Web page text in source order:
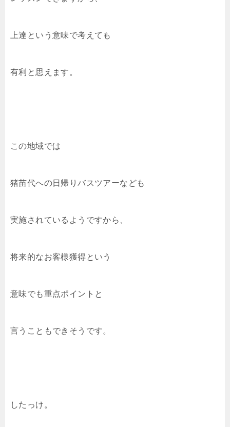
上達という意味で考えても
有利と思えます。
この地域では
猪苗代への日帰りバスツアーなども
実施されているようですから、
将来的なお客様獲得という
意味でも重点ポイントと
言うこともできそうです。
したっけ。